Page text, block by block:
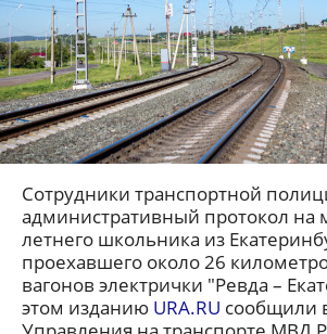
Сотрудники транспортной
административный протокол на
летнего школьника из
проехавшего около 26
вагонов электрички "Ревда –
этом изданию URA.RU сообщили